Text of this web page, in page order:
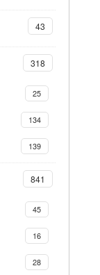
43
318
25
134
139
841
45
16
28